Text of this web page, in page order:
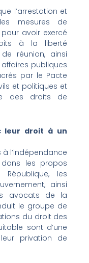
l’arrestation et
mesures de
avoir exercé
à la liberté
de réunion, ainsi
publiques
par le Pacte
et politiques et
des droits de
leur droit à un
l’indépendance
les propos
les
ainsi
avocats de la
le groupe de
du droit des
sont d’une
privation de